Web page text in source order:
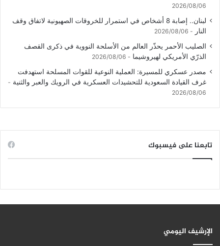
2026/08/06
لبنان.. إصابة 8 أشخاص في استمرار للخروقات الصهيونية لاتفاق وقف
النار
2026/08/06
الصليب الأحمر يحذّر العالم من الأسلحة النووية في ذكرى القصف
الذرّي الأمريكي لهيروشيما
2026/08/06
مصدر عسكري للمسيرة: العملية النوعية للقوات المسلحة استهدفت
غرف القيادة السعودية للتحشيدات العسكرية في الرويك والعبر والثنية
2026/08/06
تابعنا على فيسبوك
الإرشيف اليومي